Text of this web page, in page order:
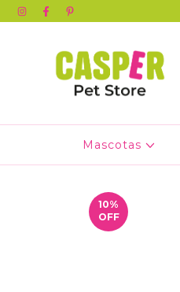
Mascotas
10%
OFF